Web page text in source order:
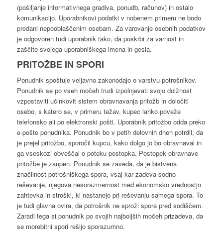
(pošiljanje informativnega gradiva, ponudb, računov) in ostalo
komunikacijo. Uporabnikovi podatki v nobenem primeru ne bodo
predani nepooblaščenim osebam. Za varovanje osebnih podatkov
je odgovoren tudi uporabnik tako, da poskrbi za varnost in
zaščito svojega uporabniškega imena in gesla.
PRITOŽBE IN SPORI
Ponudnik spoštuje veljavno zakonodajo o varstvu potrošnikov.
Ponudnik se po vseh močeh trudi izpolnjevati svojo dolžnost
vzpostaviti učinkovit sistem obravnavanja pritožb in določiti
osebo, s katero se, v primeru težav, kupec lahko poveže
telefonsko ali po elektronski pošti. Uporabnik pritožbo odda preko
e-pošte ponudnika. Ponudnik bo v petih delovnih dneh potrdil, da
je prejel pritožbo, sporočil kupcu, kako dolgo jo bo obravnaval in
ga vseskozi obveščal o poteku postopka. Postopek obravnave
pritožbe je zaupen. Ponudnik se zaveda, da je bistvena
značilnost potrošniškega spora, vsaj kar zadeva sodno
reševanje, njegova nesorazmernost med ekonomsko vrednostjo
zahtevka in stroški, ki nastanejo pri reševanju samega spora. To
je tudi glavna ovira, da potrošnik ne sproži spora pred sodiščem.
Zaradi tega si ponudnik po svojih najboljših močeh prizadeva, da
se morebitni spori rešijo sporazumno.